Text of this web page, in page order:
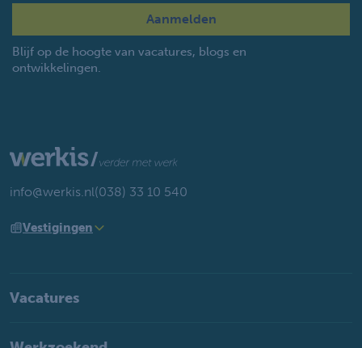
Blijf op de hoogte van vacatures, blogs en
ontwikkelingen.
info@werkis.nl(038) 33 10 540
Vestigingen
Vacatures